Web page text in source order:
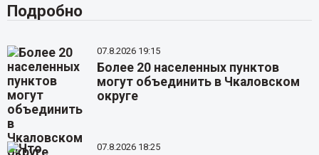
Подробно
07.8.2026 19:15
Более 20 населенных пунктов
могут объединить в Чкаловском
округе
07.8.2026 18:25